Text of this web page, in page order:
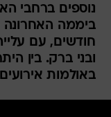
ביממה
חודשים, עם
ובני ברק. בין
באולמות אירועים